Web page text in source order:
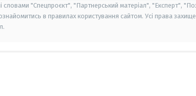
словами "Спецпроєкт", "Партнерський матеріал", "Експерт",
в правилах користування сайтом. Усі права